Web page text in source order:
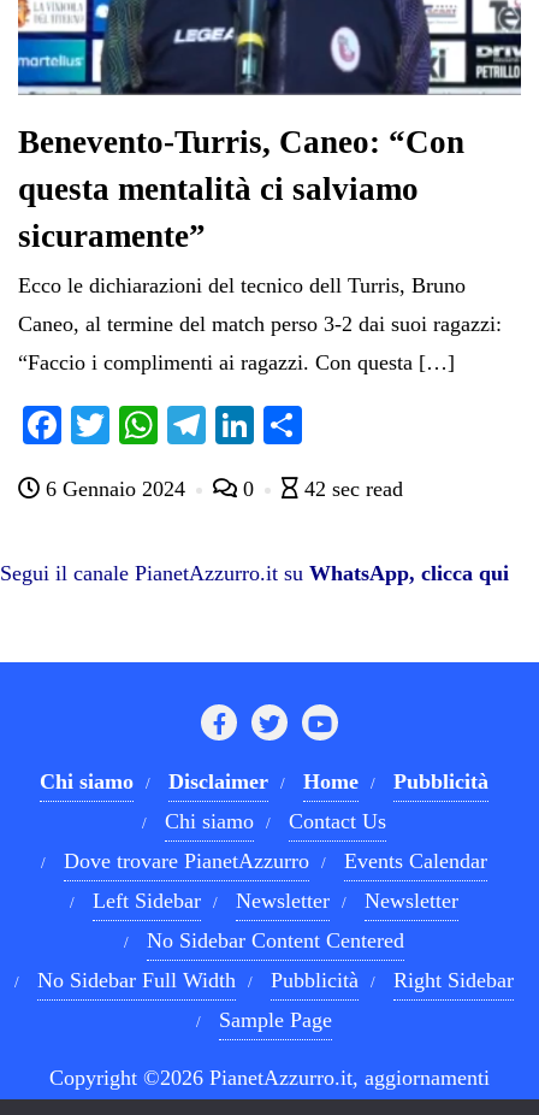
Benevento-Turris, Caneo: “Con
questa mentalità ci salviamo
sicuramente”
Ecco le dichiarazioni del tecnico dell Turris, Bruno
Caneo, al termine del match perso 3-2 dai suoi ragazzi:
“Faccio i complimenti ai ragazzi. Con questa […]
Fa
bo
T
tte
W
ts
pp
Te
gr
m
Li
ed di
di
6 Gennaio 2024 0 42 sec read
Segui il canale PianetAzzurro.it su WhatsApp, clicca qui
Chi siamo Disclaimer Home
Pubblicità
Chi siamo
Contact Us
Dove trovare PianetAzzurro
Events Calendar
Left Sidebar
Newsletter
Newsletter
No Sidebar Content Centered
No Sidebar Full Width
Pubblicità
Right Sidebar
Sample Page
Copyright ©2026 PianetAzzurro.it, aggiornamenti